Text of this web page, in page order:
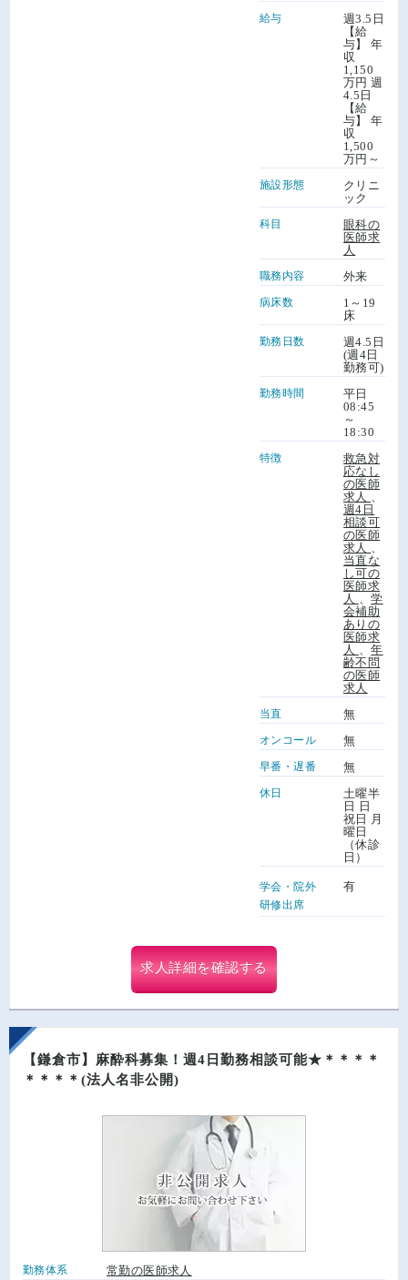
- 18件
- 19件
- 15件
- 7件
- 15件
給与
週3.5日
【給
与】 年
収
1,150
万円 週
4.5日
【給
与】 年
収
1,500
万円～
施設形態
クリニ
ック
科目
眼科の
医師求
人
職務内容 外来
病床数
1～19
床
勤務日数
週4.5日
(週4日
勤務可)
勤務時間
平日
08:45
～
18:30
特徴
救急対
応なし
の医師
求人
週4日
相談可
の医師
求人
当直な
し可の
医師求
人
、学
会補助
ありの
医師求
人
、年
齢不問
の医師
求人
当直 無
オンコール 無
早番・遅番 無
休日
土曜半
日 日
祝日 月
曜日
（休診
日）
学会・院外
研修出席
有
求人詳細を確認する
【鎌倉市】麻酔科募集！週4日勤務相談可能★＊＊＊＊
＊＊＊＊(法人名非公開)
勤務体系 常勤の医師求人